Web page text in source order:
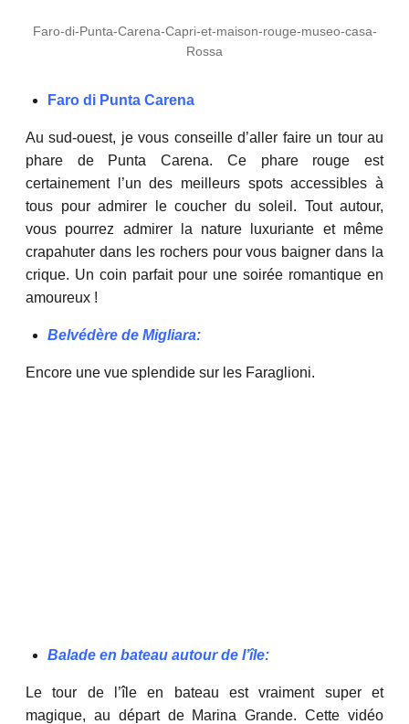
Faro-di-Punta-Carena-Capri-et-maison-rouge-museo-casa-
Rossa
Faro di Punta Carena
Au sud-ouest, je vous conseille d’aller faire un tour au
phare de Punta Carena. Ce phare rouge est
certainement l’un des meilleurs spots accessibles à
tous pour admirer le coucher du soleil. Tout autour,
vous pourrez admirer la nature luxuriante et même
crapahuter dans les rochers pour vous baigner dans la
crique. Un coin parfait pour une soirée romantique en
amoureux !
Belvédère de Migliara:
Encore une vue splendide sur les Faraglioni.
Balade en bateau autour de l’île:
Le tour de l’île en bateau est vraiment super et
magique, au départ de Marina Grande. Cette vidéo